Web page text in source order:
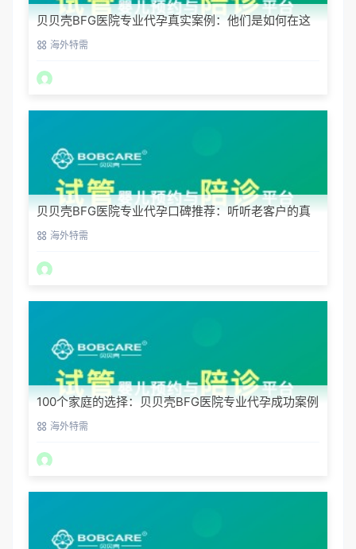
贝贝壳BFG医院专业代孕真实案例：他们是如何在这
里圆梦的
海外特需
贝贝壳BFG医院专业代孕口碑推荐：听听老客户的真
实评价
海外特需
100个家庭的选择：贝贝壳BFG医院专业代孕成功案例
分享海外特需